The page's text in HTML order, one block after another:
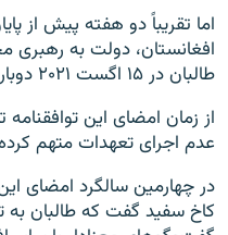
اما تقریباً دو هفته پیش از
افغانستان، دولت به
طالبان در ۱۵ اگست ۲۰۲۱ دوباره قدرت را به دست گرفتند.
از زمان امضای این
عدم اجرای تعهدات متهم
در چهارمین سالگرد امضای
کاخ سفید گفت که طالبان